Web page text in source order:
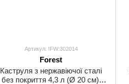
Артикул: !FW:302014
Forest
Каструля з нержавіючої сталі
без покриття 4,3 л (Ø 20 см),